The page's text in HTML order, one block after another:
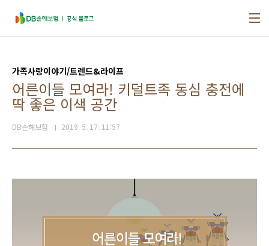
가족사랑이야기/트렌드&라이프
어른이들 모여라! 키덜트족 동심 충전에
딱 좋은 이색 공간
DB손해보험 2019. 5. 17. 11:57